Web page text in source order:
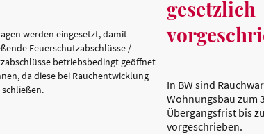
werden eingesetzt, damit
Feuerschutzabschlüsse /
betriebsbedingt geöffnet
da diese bei Rauchentwicklung
gesetzlich
In BW sind
Wohnungsbau zum
Übergangsfrist bis
vorgeschrieben.